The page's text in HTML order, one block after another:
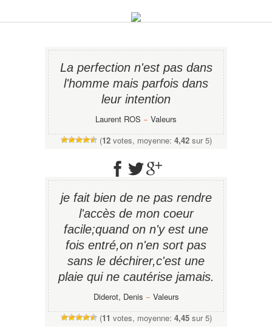
La perfection n'est pas dans
l'homme mais parfois dans
leur intention
Laurent ROS − Valeurs
(12votes, moyenne: 4,42sur 5)
je fait bien de ne pas rendre
l'accès de mon coeur
facile;quand on n'y est une
fois entré,on n'en sort pas
sans le déchirer,c'est une
plaie qui ne cautérise jamais.
Diderot, Denis − Valeurs
(11 votes, moyenne: 4,45sur 5)